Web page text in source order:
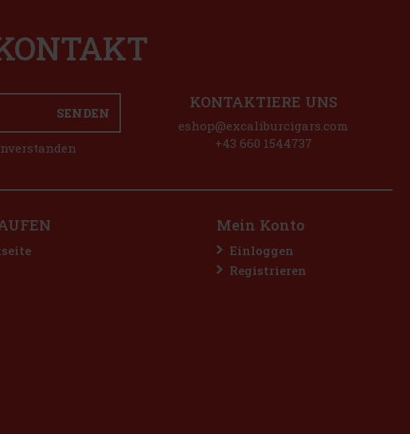
SENDEN
KONTAKTIERE UNS
eshop@excaliburcigars.com
+43 660 1544737
Mein Konto
Einloggen
Registrieren